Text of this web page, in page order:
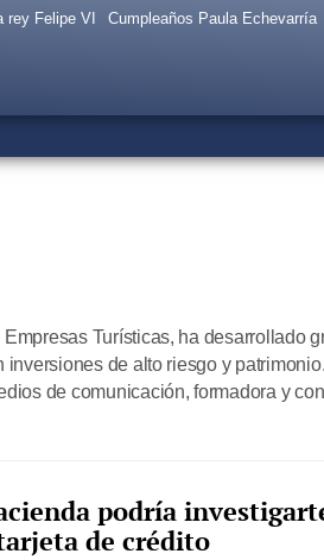
rey Felipe VI Cumpleaños Paula Echevarría
Turísticas, ha desarrollado
de alto riesgo y
de comunicación, formadora y
podría
de crédito